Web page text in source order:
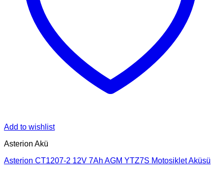
Add to wishlist
Asterion Akü
Asterion CT1207-2 12V 7Ah AGM YTZ7S Motosiklet Aküsü